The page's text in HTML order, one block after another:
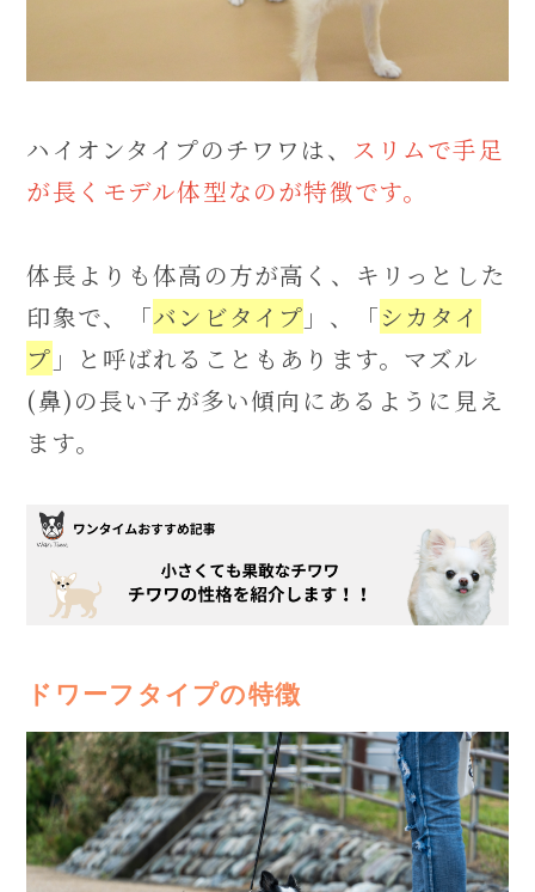
ハイオンタイプのチワワは、 スリムで手足
が長くモデル体型なのが特徴です。
体長よりも体高の方が高く、キリっとした
印象で、「バンビタイプ 」、「シカタイ
プ 」と呼ばれることもあります。マズル
(鼻)の長い子が多い傾向にあるように見え
ます。
ドワーフタイプの特徴